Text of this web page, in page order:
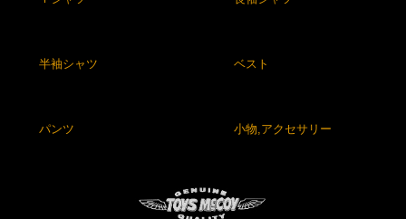
半袖シャツ ベスト
パンツ 小物,アクセサリー